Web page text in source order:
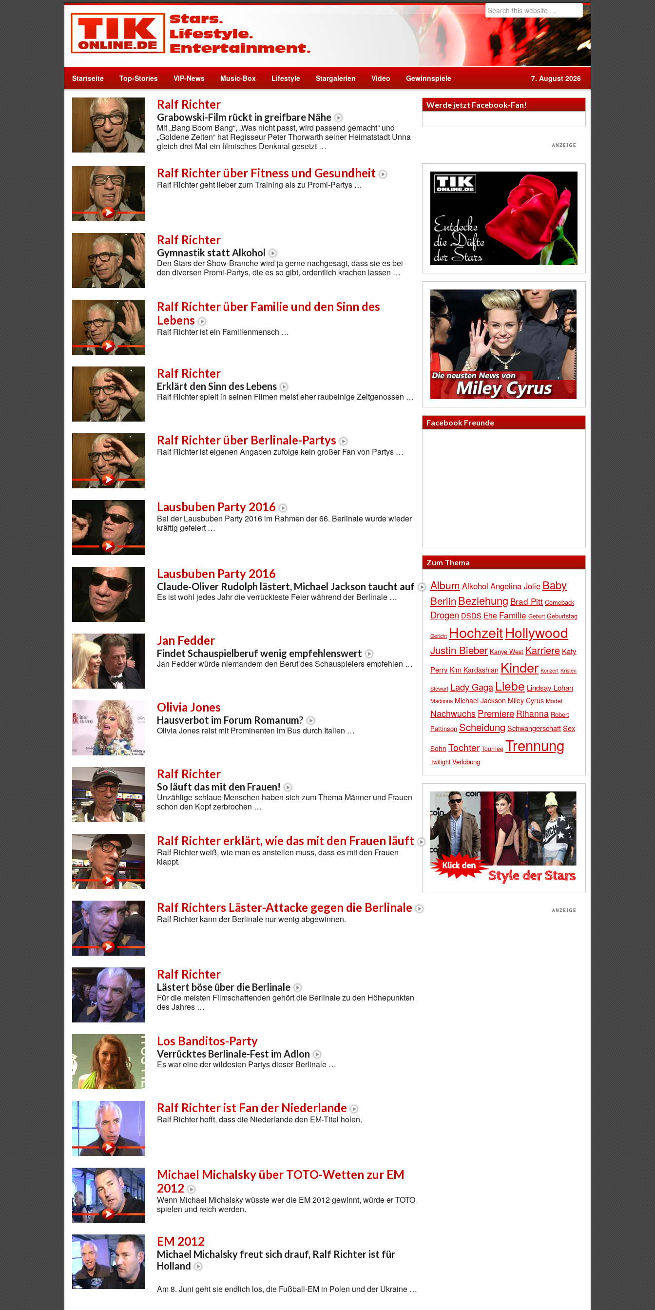
Startseite Top-Stories VIP-News Music-Box Lifestyle Stargalerien Video Gewinnspiele 7. August 2026
Ralf Richter
Grabowski-Film rückt in greifbare Nähe
Mit „Bang Boom Bang“, „Was nicht passt, wird passend gemacht“ und
„Goldene Zeiten“ hat Regisseur Peter Thorwarth seiner Heimatstadt Unna
gleich drei Mal ein filmisches Denkmal gesetzt …
Ralf Richter über Fitness und Gesundheit
Ralf Richter geht lieber zum Training als zu Promi-Partys …
Ralf Richter
Gymnastik statt Alkohol
Den Stars der Show-Branche wird ja gerne nachgesagt, dass sie es bei
den diversen Promi-Partys, die es so gibt, ordentlich krachen lassen …
Ralf Richter über Familie und den Sinn des
Lebens
Ralf Richter ist ein Familienmensch …
Ralf Richter
Erklärt den Sinn des Lebens
Ralf Richter spielt in seinen Filmen meist eher raubeinige Zeitgenossen …
Ralf Richter über Berlinale-Partys
Ralf Richter ist eigenen Angaben zufolge kein großer Fan von Partys …
Lausbuben Party 2016
Bei der Lausbuben Party 2016 im Rahmen der 66. Berlinale wurde wieder
kräftig gefeiert …
Lausbuben Party 2016
Claude-Oliver Rudolph lästert, Michael Jackson taucht auf
Es ist wohl jedes Jahr die verrückteste Feier während der Berlinale …
Jan Fedder
Findet Schauspielberuf wenig empfehlenswert
Jan Fedder würde niemandem den Beruf des Schauspielers empfehlen …
Olivia Jones
Hausverbot im Forum Romanum?
Olivia Jones reist mit Prominenten im Bus durch Italien …
Ralf Richter
So läuft das mit den Frauen!
Unzählige schlaue Menschen haben sich zum Thema Männer und Frauen
schon den Kopf zerbrochen …
Ralf Richter erklärt, wie das mit den Frauen läuft
Ralf Richter weiß, wie man es anstellen muss, dass es mit den Frauen
klappt.
Ralf Richters Läster-Attacke gegen die Berlinale
Ralf Richter kann der Berlinale nur wenig abgewinnen.
Ralf Richter
Lästert böse über die Berlinale
Für die meisten Filmschaffenden gehört die Berlinale zu den Höhepunkten
des Jahres …
Los Banditos-Party
Verrücktes Berlinale-Fest im Adlon
Es war eine der wildesten Partys dieser Berlinale …
Ralf Richter ist Fan der Niederlande
Ralf Richter hofft, dass die Niederlande den EM-Titel holen.
Michael Michalsky über TOTO-Wetten zur EM
2012
Wenn Michael Michalsky wüsste wer die EM 2012 gewinnt, würde er TOTO
spielen und reich werden.
EM 2012
Michael Michalsky freut sich drauf, Ralf Richter ist für
Holland
Am 8. Juni geht sie endlich los, die Fußball-EM in Polen und der Ukraine …
Werde jetzt Facebook-Fan!
Facebook Freunde
Zum Thema
Album Alkohol Angelina Jolie Baby
Berlin Beziehung Brad Pitt Comeback
Drogen DSDS Ehe Familie Geburt Geburtstag
Gericht HochzeitHollywood
Justin Bieber Kanye West Karriere Katy
Perry Kim Kardashian Kinder Konzert Kristen
Stewart Lady Gaga Liebe Lindsay Lohan
Madonna Michael Jackson Miley Cyrus Model
Nachwuchs Premiere Rihanna Robert
Pattinson Scheidung SchwangerschaftSex
Sohn Tochter Tournee Trennung
Twilight Verlobung